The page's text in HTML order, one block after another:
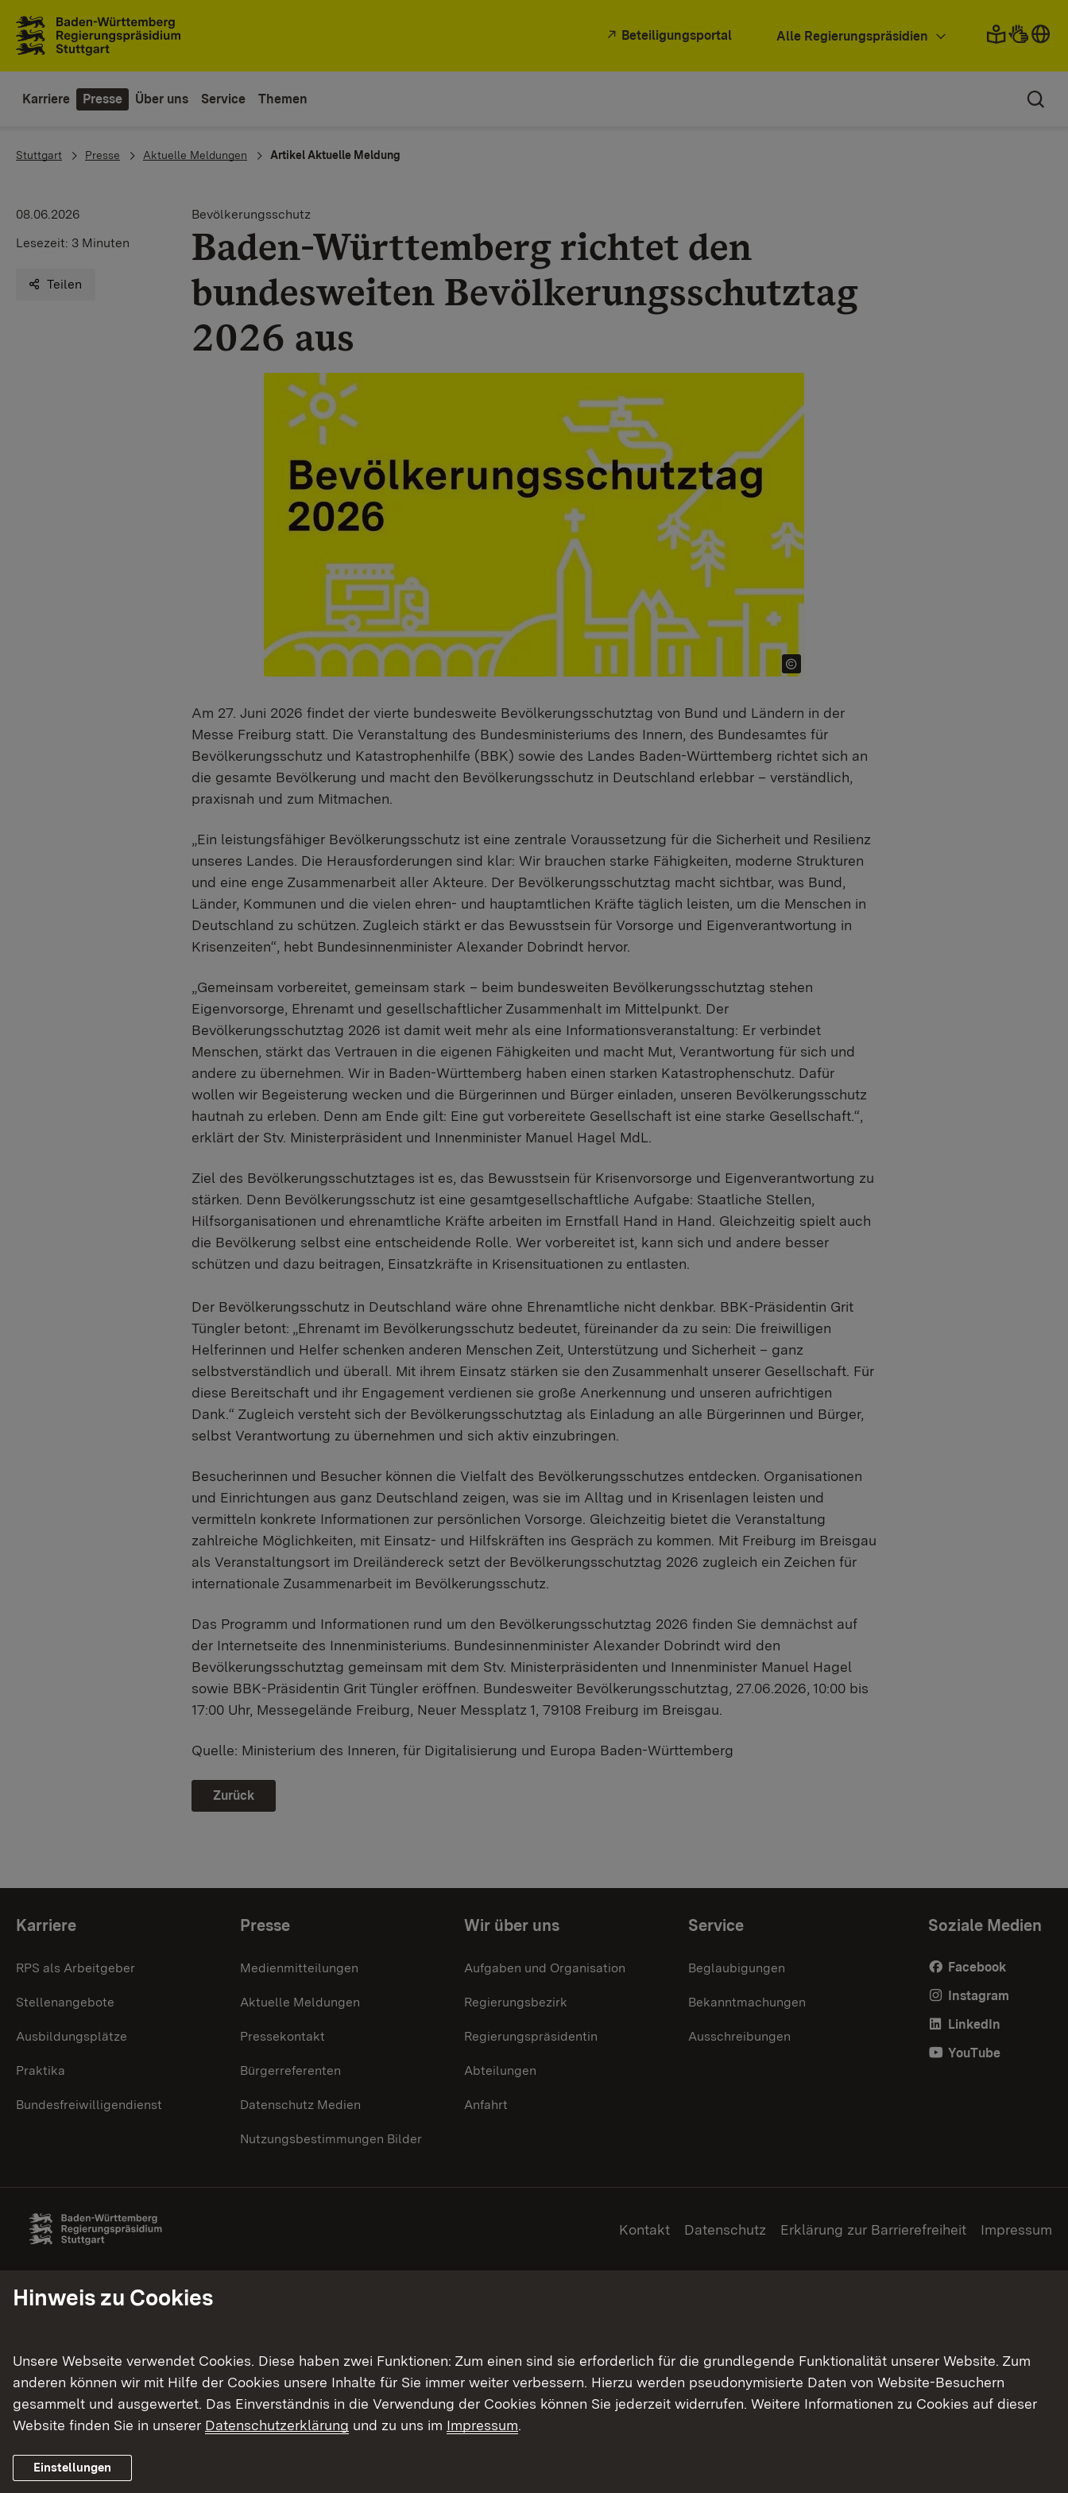
Beteiligungsportal Alle Regierungspräsidien
Karriere Presse Über uns Service Themen
You are here:
Stuttgart Presse Aktuelle Meldungen Artikel Aktuelle Meldung
08.06.2026
Lesezeit: 3 Minuten
Teilen
Bevölkerungsschutz
Baden-Württemberg richtet den
bundesweiten Bevölkerungsschutztag
2026 aus
Am 27. Juni 2026 findet der vierte bundesweite Bevölkerungsschutztag von Bund und Ländern in der
Messe Freiburg statt. Die Veranstaltung des Bundesministeriums des Innern, des Bundesamtes für
Bevölkerungsschutz und Katastrophenhilfe (BBK) sowie des Landes Baden-Württemberg richtet sich an
die gesamte Bevölkerung und macht den Bevölkerungsschutz in Deutschland erlebbar – verständlich,
praxisnah und zum Mitmachen.
„Ein leistungsfähiger Bevölkerungsschutz ist eine zentrale Voraussetzung für die Sicherheit und Resilienz
unseres Landes. Die Herausforderungen sind klar: Wir brauchen starke Fähigkeiten, moderne Strukturen
und eine enge Zusammenarbeit aller Akteure. Der Bevölkerungsschutztag macht sichtbar, was Bund,
Länder, Kommunen und die vielen ehren- und hauptamtlichen Kräfte täglich leisten, um die Menschen in
Deutschland zu schützen. Zugleich stärkt er das Bewusstsein für Vorsorge und Eigenverantwortung in
Krisenzeiten“, hebt Bundesinnenminister Alexander Dobrindt hervor.
„Gemeinsam vorbereitet, gemeinsam stark – beim bundesweiten Bevölkerungsschutztag stehen
Eigenvorsorge, Ehrenamt und gesellschaftlicher Zusammenhalt im Mittelpunkt. Der
Bevölkerungsschutztag 2026 ist damit weit mehr als eine Informationsveranstaltung: Er verbindet
Menschen, stärkt das Vertrauen in die eigenen Fähigkeiten und macht Mut, Verantwortung für sich und
andere zu übernehmen. Wir in Baden-Württemberg haben einen starken Katastrophenschutz. Dafür
wollen wir Begeisterung wecken und die Bürgerinnen und Bürger einladen, unseren Bevölkerungsschutz
hautnah zu erleben. Denn am Ende gilt: Eine gut vorbereitete Gesellschaft ist eine starke Gesellschaft.“,
erklärt der Stv. Ministerpräsident und Innenminister Manuel Hagel MdL.
Ziel des Bevölkerungsschutztages ist es, das Bewusstsein für Krisenvorsorge und Eigenverantwortung zu
stärken. Denn Bevölkerungsschutz ist eine gesamtgesellschaftliche Aufgabe: Staatliche Stellen,
Hilfsorganisationen und ehrenamtliche Kräfte arbeiten im Ernstfall Hand in Hand. Gleichzeitig spielt auch
die Bevölkerung selbst eine entscheidende Rolle. Wer vorbereitet ist, kann sich und andere besser
schützen und dazu beitragen, Einsatzkräfte in Krisensituationen zu entlasten.
Der Bevölkerungsschutz in Deutschland wäre ohne Ehrenamtliche nicht denkbar. BBK-Präsidentin Grit
Tüngler betont: „Ehrenamt im Bevölkerungsschutz bedeutet, füreinander da zu sein: Die freiwilligen
Helferinnen und Helfer schenken anderen Menschen Zeit, Unterstützung und Sicherheit – ganz
selbstverständlich und überall. Mit ihrem Einsatz stärken sie den Zusammenhalt unserer Gesellschaft. Für
diese Bereitschaft und ihr Engagement verdienen sie große Anerkennung und unseren aufrichtigen
Dank.“ Zugleich versteht sich der Bevölkerungsschutztag als Einladung an alle Bürgerinnen und Bürger,
selbst Verantwortung zu übernehmen und sich aktiv einzubringen.
Besucherinnen und Besucher können die Vielfalt des Bevölkerungsschutzes entdecken. Organisationen
und Einrichtungen aus ganz Deutschland zeigen, was sie im Alltag und in Krisenlagen leisten und
vermitteln konkrete Informationen zur persönlichen Vorsorge. Gleichzeitig bietet die Veranstaltung
zahlreiche Möglichkeiten, mit Einsatz- und Hilfskräften ins Gespräch zu kommen. Mit Freiburg im Breisgau
als Veranstaltungsort im Dreiländereck setzt der Bevölkerungsschutztag 2026 zugleich ein Zeichen für
internationale Zusammenarbeit im Bevölkerungsschutz.
Das Programm und Informationen rund um den Bevölkerungsschutztag 2026 finden Sie demnächst auf
der Internetseite des Innenministeriums. Bundesinnenminister Alexander Dobrindt wird den
Bevölkerungsschutztag gemeinsam mit dem Stv. Ministerpräsidenten und Innenminister Manuel Hagel
sowie BBK-Präsidentin Grit Tüngler eröffnen. Bundesweiter Bevölkerungsschutztag, 27.06.2026, 10:00 bis
17:00 Uhr, Messegelände Freiburg, Neuer Messplatz 1, 79108 Freiburg im Breisgau.
Quelle: Ministerium des Inneren, für Digitalisierung und Europa Baden-Württemberg
Zurück
Themenübersicht
Karriere
RPS als Arbeitgeber
Stellenangebote
Ausbildungsplätze
Praktika
Bundesfreiwilligendienst
Presse
Medienmitteilungen
Aktuelle Meldungen
Pressekontakt
Bürgerreferenten
Datenschutz Medien
Nutzungsbestimmungen Bilder
Wir über uns
Aufgaben und Organisation
Regierungsbezirk
Regierungspräsidentin
Abteilungen
Anfahrt
Service
Beglaubigungen
Bekanntmachungen
Ausschreibungen
Soziale Medien
Facebook
Instagram
LinkedIn
YouTube
Kontakt Datenschutz Erklärung zur Barrierefreiheit Impressum
Hinweis zu Cookies
Unsere Webseite verwendet Cookies. Diese haben zwei Funktionen: Zum einen sind sie erforderlich für die grundlegende Funktionalität unserer Website. Zum
anderen können wir mit Hilfe der Cookies unsere Inhalte für Sie immer weiter verbessern. Hierzu werden pseudonymisierte Daten von Website-Besuchern
gesammelt und ausgewertet. Das Einverständnis in die Verwendung der Cookies können Sie jederzeit widerrufen. Weitere Informationen zu Cookies auf dieser
Website finden Sie in unserer Datenschutzerklärung und zu uns im Impressum.
Einstellungen